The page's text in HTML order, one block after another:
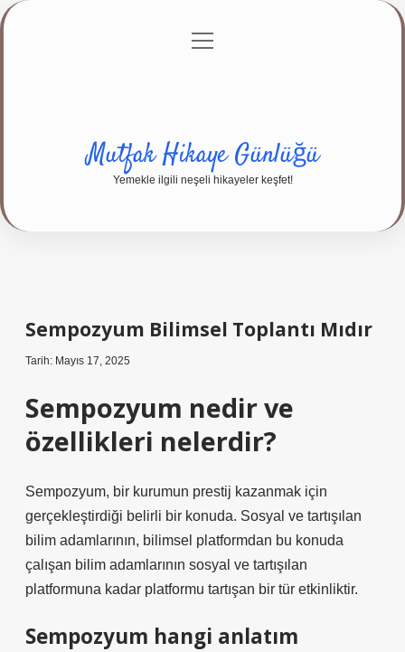
Gizlilik Politikası
menüyü
Mutfak Hikaye Günlüğü
Yemekle ilgili neşeli hikayeler keşfet!
Sempozyum Bilimsel Toplantı Mıdır
Tarih: Mayıs 17, 2025
Sempozyum nedir ve
özellikleri nelerdir?
Sempozyum, bir kurumun prestij kazanmak için
gerçekleştirdiği belirli bir konuda. Sosyal ve tartışılan
bilim adamlarının, bilimsel platformdan bu konuda
çalışan bilim adamlarının sosyal ve tartışılan
platformuna kadar platformu tartışan bir tür etkinliktir.
Sempozyum hangi anlatım